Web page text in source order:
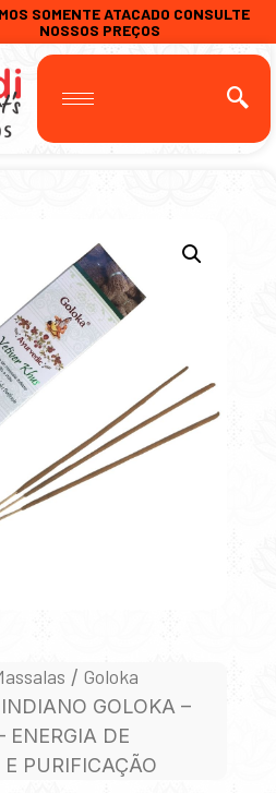
SOMENTE ATACADO CONSULTE
NOSSOS PREÇOS
/ Goloka
GOLOKA –
ENERGIA DE
PURIFICAÇÃO